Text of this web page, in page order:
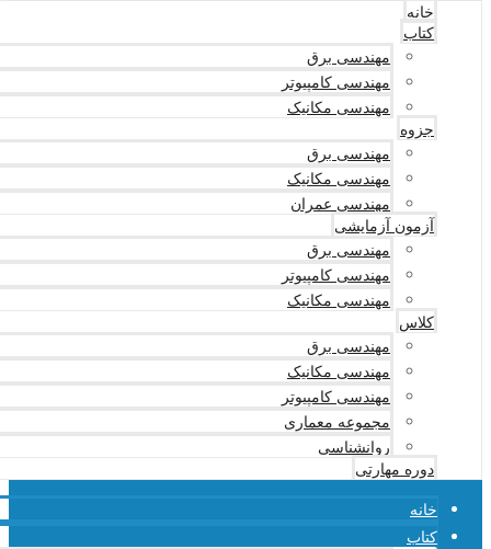
خانه
کتاب
مهندسی برق
مهندسی کامپیوتر
مهندسی مکانیک
جزوه
مهندسی برق
مهندسی مکانیک
مهندسی عمران
آزمون آزمایشی
مهندسی برق
مهندسی کامپیوتر
مهندسی مکانیک
کلاس
مهندسی برق
مهندسی مکانیک
مهندسی کامپیوتر
مجموعه معماری
روانشناسی
دوره مهارتی
خانه
کتاب